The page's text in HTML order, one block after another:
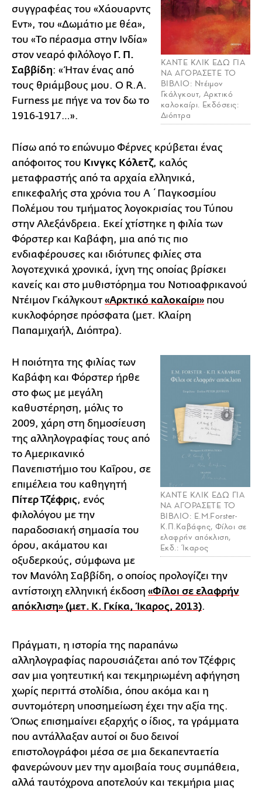
ΚΑΝΤΕ ΚΛΙΚ ΕΔΩ ΓΙΑ
ΝΑ ΑΓΟΡΑΣΕΤΕ ΤΟ
ΒΙΒΛΙΟ: Ντέιμον
Γκάλγκουτ, Αρκτικό
καλοκαίρι. Εκδόσεις:
Διόπτρα
συγγραφέας του «Χάουαρντς
Εντ», του «Δωμάτιο με θέα»,
του «Το πέρασμα στην Ινδία»
στον νεαρό φιλόλογο Γ. Π.
Σαββίδη: «Ήταν ένας από
τους θριάμβους μου. Ο R.A.
Furness με πήγε να τον δω το
1916-1917…».
Πίσω από το επώνυμο Φέρνες κρύβεται ένας
απόφοιτος του Κινγκς Κόλετζ, καλός
μεταφραστής από τα αρχαία ελληνικά,
επικεφαλής στα χρόνια του Α΄ Παγκοσμίου
Πολέμου του τμήματος λογοκρισίας του Τύπου
στην Αλεξάνδρεια. Εκεί χτίστηκε η φιλία των
Φόρστερ και Καβάφη, μια από τις πιο
ενδιαφέρουσες και ιδιότυπες φιλίες στα
λογοτεχνικά χρονικά, ίχνη της οποίας βρίσκει
κανείς και στο μυθιστόρημα του Νοτιοαφρικανού
Ντέιμον Γκάλγκουτ «Αρκτικό καλοκαίρι» που
κυκλοφόρησε πρόσφατα (μετ. Κλαίρη
Παπαμιχαήλ, Διόπτρα).
ΚΑΝΤΕ ΚΛΙΚ ΕΔΩ ΓΙΑ
ΝΑ ΑΓΟΡΑΣΕΤΕ ΤΟ
ΒΙΒΛΙΟ: E.M.Forster-
Κ.Π.Καβάφης, Φίλοι σε
ελαφρήν απόκλιση,
Εκδ.: Ίκαρος
Η ποιότητα της φιλίας των
Καβάφη και Φόρστερ ήρθε
στο φως με μεγάλη
καθυστέρηση, μόλις το
2009, χάρη στη δημοσίευση
της αλληλογραφίας τους από
το Αμερικανικό
Πανεπιστήμιο του Καΐρου, σε
επιμέλεια του καθηγητή
Πίτερ Τζέφρις, ενός
φιλολόγου με την
παραδοσιακή σημασία του
όρου, ακάματου και
οξυδερκούς, σύμφωνα με
τον Μανόλη Σαββίδη, ο οποίος προλογίζει την
αντίστοιχη ελληνική έκδοση «Φίλοι σε ελαφρήν
απόκλιση» (μετ. Κ. Γκίκα, Ίκαρος, 2013).
Πράγματι, η ιστορία της παραπάνω
αλληλογραφίας παρουσιάζεται από τον Τζέφρις
σαν μια γοητευτική και τεκμηριωμένη αφήγηση
χωρίς περιττά στολίδια, όπου ακόμα και η
συντομότερη υποσημείωση έχει την αξία της.
Όπως επισημαίνει εξαρχής ο ίδιος, τα γράμματα
που αντάλλαξαν αυτοί οι δυο δεινοί
επιστολογράφοι μέσα σε μια δεκαπενταετία
φανερώνουν μεν την αμοιβαία τους συμπάθεια,
αλλά ταυτόχρονα αποτελούν και τεκμήρια μιας